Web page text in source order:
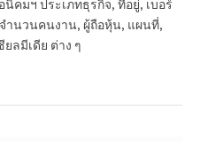
คมฯ ประเภทธุรกิจ, ที่อยู่, เบอร์
ำนวนคนงาน, ผู้ถือหุ้น, แผนที่,
ลมีเดีย ต่าง ๆ